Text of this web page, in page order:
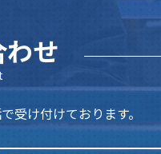
せ
受け付けております。